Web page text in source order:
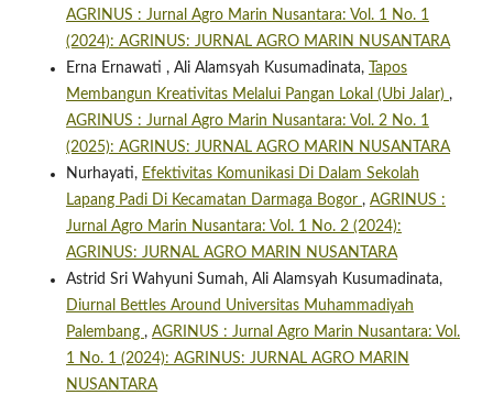
AGRINUS : Jurnal Agro Marin Nusantara: Vol. 1 No. 1
(2024): AGRINUS: JURNAL AGRO MARIN NUSANTARA
Erna Ernawati , Ali Alamsyah Kusumadinata,
Tapos
Membangun Kreativitas Melalui Pangan Lokal (Ubi Jalar) ,
AGRINUS : Jurnal Agro Marin Nusantara: Vol. 2 No. 1
(2025): AGRINUS: JURNAL AGRO MARIN NUSANTARA
Nurhayati, Efektivitas Komunikasi Di Dalam Sekolah
Lapang Padi Di Kecamatan Darmaga Bogor , AGRINUS :
Jurnal Agro Marin Nusantara: Vol. 1 No. 2 (2024):
AGRINUS: JURNAL AGRO MARIN NUSANTARA
Astrid Sri Wahyuni Sumah, Ali Alamsyah Kusumadinata,
Diurnal Bettles Around Universitas Muhammadiyah
Palembang , AGRINUS : Jurnal Agro Marin Nusantara: Vol.
1 No. 1 (2024): AGRINUS: JURNAL AGRO MARIN
NUSANTARA